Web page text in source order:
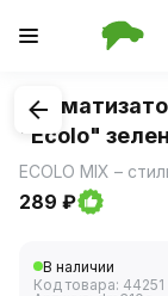
1/1
"Ecolo"
289 ₽
В наличии
Код товара: 44251